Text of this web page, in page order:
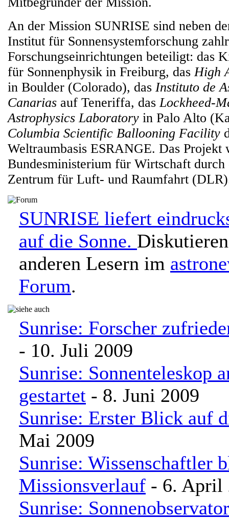
An der Mission SUNRISE sind neben
Institut für Sonnensystemforschung
Forschungseinrichtungen beteiligt: das
für Sonnenphysik in Freiburg, dasHigh
in Boulder (Colorado), das Instituto de
Canarias auf Teneriffa, dasLockheed-
Astrophysics Laboratory in Palo Alto
Columbia Scientific Ballooning Facility
Weltraumbasis ESRANGE. Das
Bundesministerium für Wirtschaft durch
Zentrum für Luft- und Raumfahrt
SUNRISE liefert
auf die Sonne.
anderen Lesern im
Forum.
Sunrise: Forscher
- 10. Juli 2009
Sunrise: Sonnenteleskop
gestartet - 8. Juni 2009
Sunrise: Erster Blick auf
Mai 2009
Sunrise: Wissenschaftler
Missionsverlauf - 6. April
Sunrise: